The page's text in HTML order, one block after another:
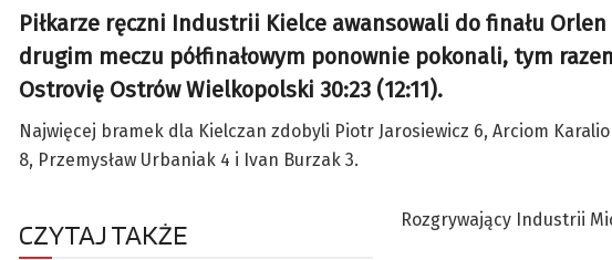
Piłkarze ręczni Industrii Kielce awansowali do finału
drugim meczu półfinałowym ponownie pokonali, tym
Ostrovię Ostrów Wielkopolski 30:23 (12:11).
Najwięcej bramek dla Kielczan zdobyli Piotr Jarosiewicz 6, Arciom
8, Przemysław Urbaniak 4 i Ivan Burzak 3.
CZYTAJ TAKŻE Rozgrywający Industrii